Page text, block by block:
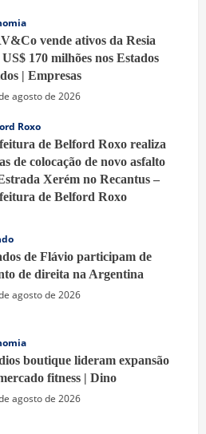
vende ativos da Resia
170 milhões nos Estados
| Empresas
agosto de 2026
Roxo
de Belford Roxo realiza
de colocação de novo asfalto
Xerém no Recantus –
de Belford Roxo
de Flávio participam de
de direita na Argentina
agosto de 2026
boutique lideram expansão
fitness | Dino
agosto de 2026